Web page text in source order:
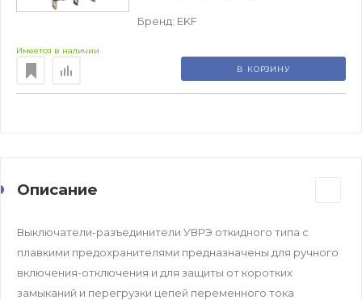
Бренд: EKF
Имеется в наличии
В КОРЗИНУ
Описание
Выключатели-разъединители УВРЭ откидного типа с
плавкими предохранителями предназначены для ручного
включения-отключения и для защиты от коротких
замыканий и перегрузки цепей переменного тока